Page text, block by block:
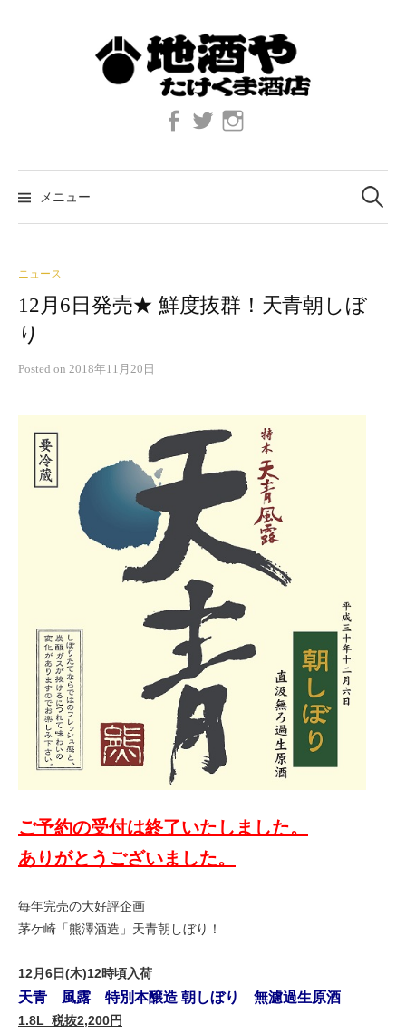
キ
ッ
Facebooktwitter
メニュー
索:
ニュース
12月6日発売★ 鮮度抜群！天青朝しぼ
り
Posted on 2018年11月20日
ご予約の受付は終了いたしました。
ありがとうございました。
毎年完売の大好評企画
茅ケ崎「熊澤酒造」天青朝しぼり！
12月6日(木)12時頃入荷
天青 風露 特別本醸造 朝しぼり 無濾過生原酒
1.8L 税抜2,200円